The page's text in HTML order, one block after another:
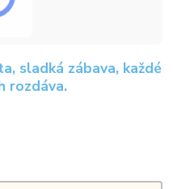
sladká zábava, každé
rozdáva.